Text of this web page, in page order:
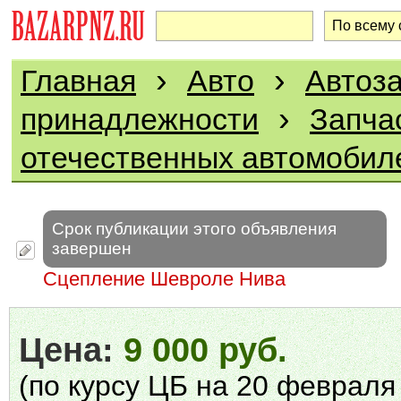
Главная › Авто ›
принадлежности
›
отечественных
Срок публикации этого объявления
завершен
Сцепление Шевроле Нива
Цена:9 000 руб.
(по курсу ЦБ на 20 февраля